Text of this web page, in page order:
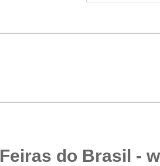
Feiras do Brasil -